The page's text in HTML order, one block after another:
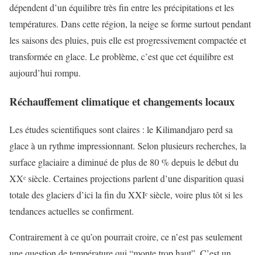
dépendent d’un équilibre très fin entre les précipitations et les
températures. Dans cette région, la neige se forme surtout pendant
les saisons des pluies, puis elle est progressivement compactée et
transformée en glace. Le problème, c’est que cet équilibre est
aujourd’hui rompu.
Réchauffement climatique et changements locaux
Les études scientifiques sont claires : le Kilimandjaro perd sa
glace à un rythme impressionnant. Selon plusieurs recherches, la
surface glaciaire a diminué de plus de 80 % depuis le début du
XXᵉ siècle. Certaines projections parlent d’une disparition quasi
totale des glaciers d’ici la fin du XXIᵉ siècle, voire plus tôt si les
tendances actuelles se confirment.
Contrairement à ce qu’on pourrait croire, ce n’est pas seulement